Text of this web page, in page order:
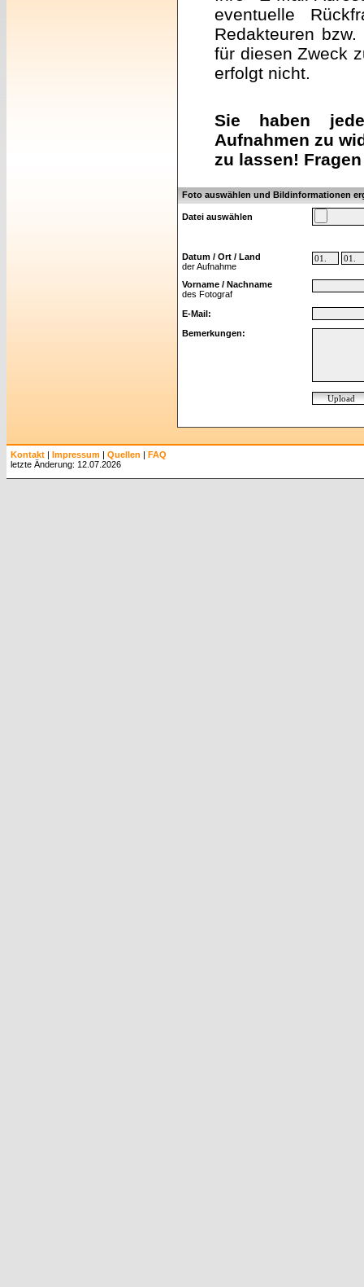
eventuelle
Redakteuren
für diesen Zweck
erfolgt nicht.
Sie haben
Aufnahmen zu
zu lassen!
Foto auswählen und Bildinformationen
Datei auswählen
Datum / Ort / Land
der Aufnahme
Vorname / Nachname
des Fotograf
E-Mail:
Bemerkungen:
Kontakt | Impressum | Quellen | FAQ
letzte Änderung: 12.07.2026